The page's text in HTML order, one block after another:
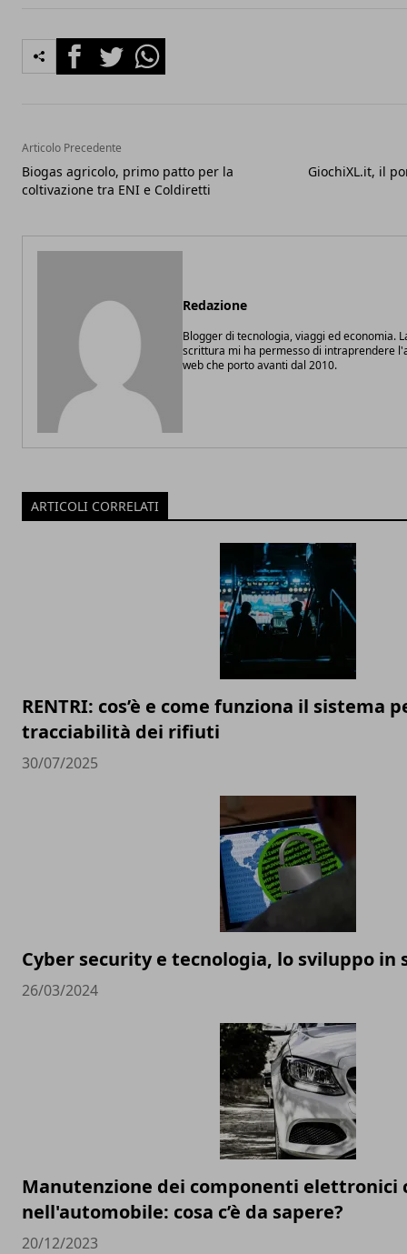
FacebookTwitterWhatsapp
Articolo Precedente
Biogas agricolo, primo patto per la
coltivazione tra ENI e Coldiretti
GiochiXL.it, il
Redazione
Blogger di tecnologia, viaggi ed economia.
scrittura mi ha permesso di intraprendere
web che porto avanti dal 2010.
ARTICOLI CORRELATI
RENTRI: cos’è e come funziona il sistema
tracciabilità dei rifiuti
30/07/2025
Cyber security e tecnologia, lo sviluppo in
26/03/2024
Manutenzione dei componenti elettronici
nell'automobile: cosa c’è da sapere?
20/12/2023